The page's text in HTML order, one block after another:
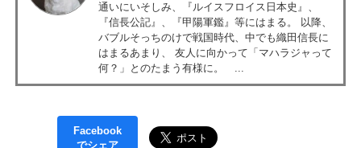
通いにいそしみ、『ルイスフロイス日本史』、
『信長公記』、『甲陽軍鑑』等にはまる。 以降、
バブルそっちのけで戦国時代、中でも織田信長に
はまるあまり、 友人に向かって「マハラジャって
何？」とのたまう有様に。 ...
Facebook
でシェア